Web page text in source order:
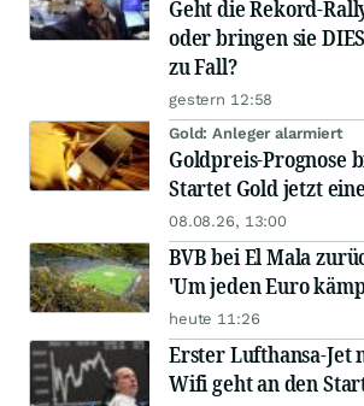
Geht die Rekord-
oder bringen sie
zu Fall?
gestern 12:58
Gold: Anleger alarmiert
Goldpreis-Prognose
Startet Gold jetzt
08.08.26, 13:00
BVB bei El Mala
'Um jeden Euro
heute 11:26
Erster Lufthansa-Jet
Wifi geht an den